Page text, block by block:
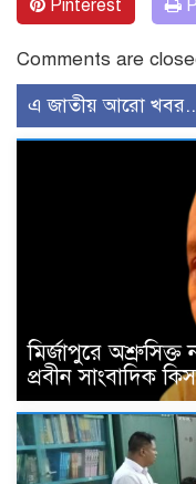
Pinterest
Comments are
এ জাতীয় আরো খবর..
মির্জাপুরে
প্রবীন সাংবাদিক